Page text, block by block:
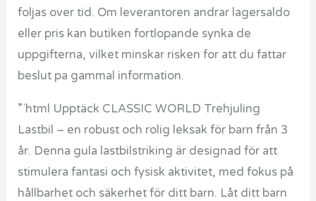
foljas over tid. Om leverantoren andrar lagersaldo
eller pris kan butiken fortlopande synka de
uppgifterna, vilket minskar risken for att du fattar
beslut pa gammal information.
”`html Upptäck CLASSIC WORLD Trehjuling
Lastbil – en robust och rolig leksak för barn från 3
år. Denna gula lastbilstriking är designad för att
stimulera fantasi och fysisk aktivitet, med fokus på
hållbarhet och säkerhet för ditt barn. Låt ditt barn